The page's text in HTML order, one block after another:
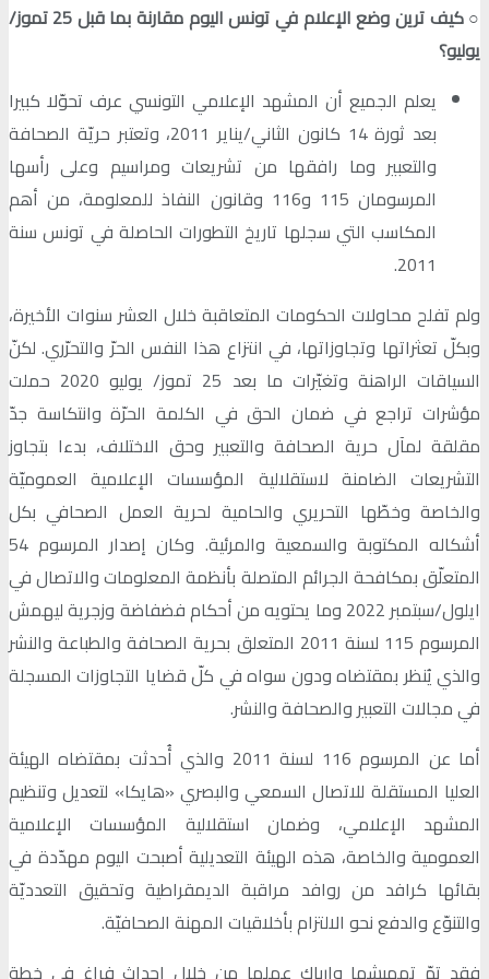
○
كيف ترين وضع الإعلام في تونس اليوم مقارنة بما قبل 25 تموز/
يوليو؟
يعلم الجميع أن المشهد الإعلامي التونسي عرف تحوّلا كبيرا
بعد ثورة 14 كانون الثاني/يناير 2011، وتعتبر حريّة الصحافة
والتعبير وما رافقها من تشريعات ومراسيم وعلى رأسها
المرسومان 115 و116 وقانون النفاذ للمعلومة، من أهم
المكاسب التي سجلها تاريخ التطورات الحاصلة في تونس سنة
2011.
ولم تفلح محاولات الحكومات المتعاقبة خلال العشر سنوات الأخيرة،
وبكلّ تعثراتها وتجاوزاتها، في انتزاع هذا النفس الحرّ والتحرّري. لكنّ
السياقات الراهنة وتغيّرات ما بعد 25 تموز/ يوليو 2020 حملت
مؤشرات تراجع في ضمان الحق في الكلمة الحرّة وانتكاسة جدّ
مقلقة لمآل حرية الصحافة والتعبير وحق الاختلاف، بدءا بتجاوز
التشريعات الضامنة لاستقلالية المؤسسات الإعلامية العموميّة
والخاصة وخطّها التحريري والحامية لحرية العمل الصحافي بكل
أشكاله المكتوبة والسمعية والمرئية. وكان إصدار المرسوم 54
المتعلّق بمكافحة الجرائم المتصلة بأنظمة المعلومات والاتصال في
ايلول/سبتمبر 2022 وما يحتويه من أحكام فضفاضة وزجرية ليهمش
المرسوم 115 لسنة 2011 المتعلق بحرية الصحافة والطباعة والنشر
والذي يُنظر بمقتضاه ودون سواه في كلّ قضايا التجاوزات المسجلة
في مجالات التعبير والصحافة والنشر.
أما عن المرسوم 116 لسنة 2011 والذي أُحدثت بمقتضاه الهيئة
العليا المستقلة للاتصال السمعي والبصري «هايكا» لتعديل وتنظيم
المشهد الإعلامي، وضمان استقلالية المؤسسات الإعلامية
العمومية والخاصة، هذه الهيئة التعديلية أصبحت اليوم مهدّدة في
بقائها كرافد من روافد مراقبة الديمقراطية وتحقيق التعدديّة
والتنوّع والدفع نحو الالتزام بأخلاقيات المهنة الصحافيّة.